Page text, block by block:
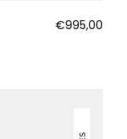
€995,00